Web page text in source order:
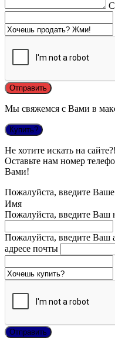
Мы свяжемся с Вами в
Купить?
Не хотите искать на сайте?!
Оставьте нам номер
Вами!
Пожалуйста, введите
Имя
Пожалуйста, введите Ваш
Пожалуйста, введите Ваш
адресе почты